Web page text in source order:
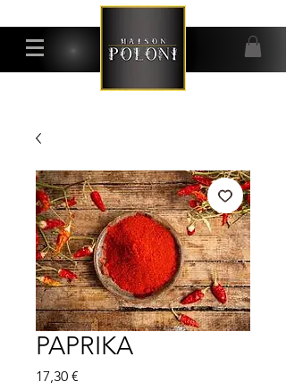
PAPRIKA
17,30 €